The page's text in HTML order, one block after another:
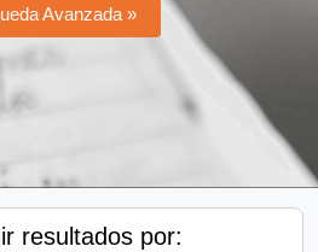
Avanzada »
resultados por: